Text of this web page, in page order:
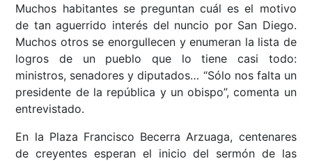
Muchos habitantes se preguntan cuál es el motivo
de tan aguerrido interés del nuncio por San Diego.
Muchos otros se enorgullecen y enumeran la lista de
logros de un pueblo que lo tiene casi todo:
ministros, senadores y diputados… “Sólo nos falta un
presidente de la república y un obispo”, comenta un
entrevistado.
En la Plaza Francisco Becerra Arzuaga, centenares
de creyentes esperan el inicio del sermón de las